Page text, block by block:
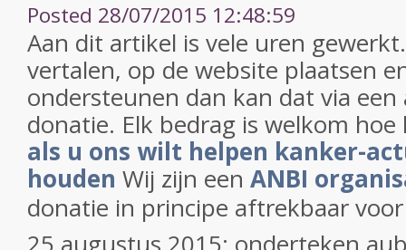
Posted 28/07/2015 12:48:59
Aan dit artikel is vele uren
vertalen, op de website plaatsen
ondersteunen dan kan dat via
donatie. Elk bedrag is welkom
als u ons wilt helpen kanker-
houden Wij zijn een ANBI
donatie in principe aftrekbaar